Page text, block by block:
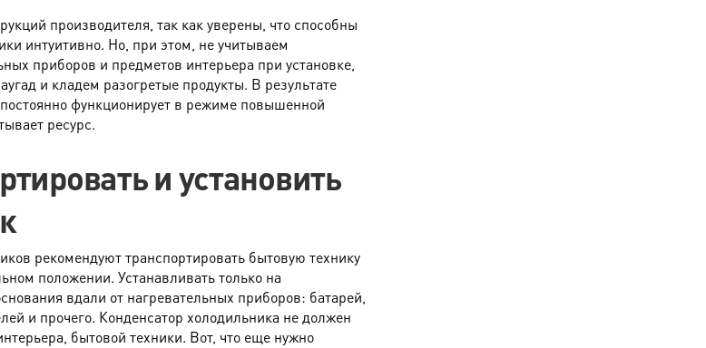
производителя, так как уверены, что способны
интуитивно. Но, при этом, не учитываем
приборов и предметов интерьера при установке,
и кладем разогретые продукты. В результате
функционирует в режиме повышенной
ресурс.
и установить
рекомендуют транспортировать бытовую технику
положении. Устанавливать только на
вдали от нагревательных приборов: батарей,
и прочего. Конденсатор холодильника не должен
бытовой техники. Вот, что еще нужно